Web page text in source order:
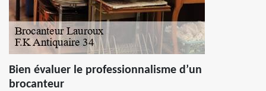
Bien évaluer le professionnalisme d’un
brocanteur